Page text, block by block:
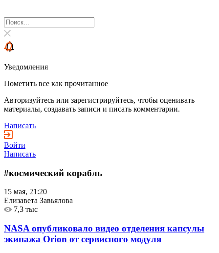
Уведомления
Пометить все как прочитанное
Авторизуйтесь или зарегистрируйтесь, чтобы оценивать
материалы, создавать записи и писать комментарии.
Написать
Войти
Написать
#космический корабль
15 мая, 21:20
Елизавета Завьялова
7,3 тыс
NASA опубликовало видео отделения капсулы
экипажа Orion от сервисного модуля